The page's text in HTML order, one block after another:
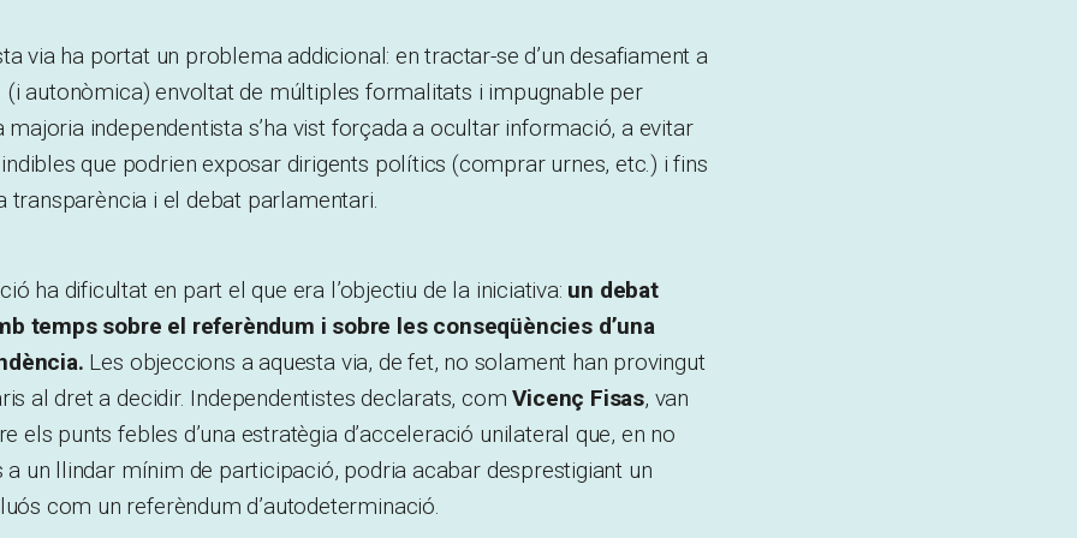
via ha portat un problema addicional: en tractar-se d’un desafiament a
(i autonòmica) envoltat de múltiples formalitats i impugnable per
majoria independentista s’ha vist forçada a ocultar informació, a evitar
que podrien exposar dirigents polítics (comprar urnes, etc.) i fins
i el debat parlamentari.
ha dificultat en part el que era l’objectiu de la iniciativa: un debat
temps sobre el referèndum i sobre les conseqüències d’una
Les objeccions a aquesta via, de fet, no solament han provingut
al dret a decidir. Independentistes declarats, comVicenç Fisas, van
els punts febles d’una estratègia d’acceleració unilateral que, en no
a un llindar mínim de participació, podria acabar desprestigiant un
com un referèndum d’autodeterminació.